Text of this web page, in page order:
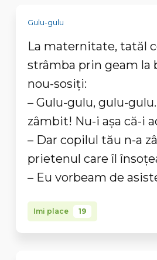
Gulu-gulu
La maternitate, tatăl
strâmba prin geam la
nou-sosiţi:
– Gulu-gulu, gulu-
zâmbit! Nu-i aşa că-i
– Dar copilul tău n-a
prietenul care îl
– Eu vorbeam de
Imi place 19